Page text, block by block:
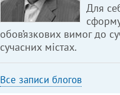
Для
обов’язкових вимог до
сучасних містах.
Все записи блогов